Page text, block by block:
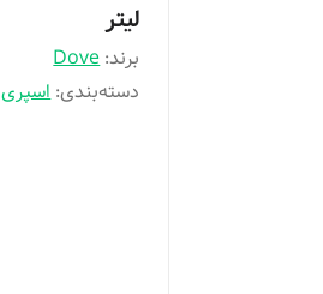
لیتر
برند:Dove
دسته‌بندی:اسپری